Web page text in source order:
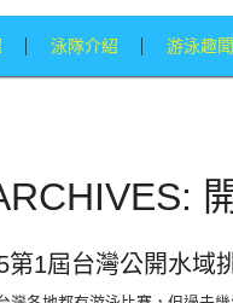
泳隊介紹 游泳趣聞
第1屆台灣公開水域